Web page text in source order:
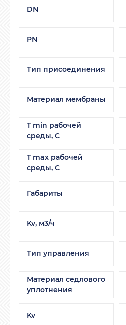
DN
PN
Тип присоединения
Материал мембраны
T min рабочей
среды, C
T max рабочей
среды, С
Габариты
Kv, м3/ч
Тип управления
Материал седлового
уплотнения
Kv